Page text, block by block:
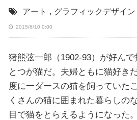
アート , グラフィックデザイン
2015/6/10 0:00
猪熊弦一郎（1902-93）が好ん
とつが猫だ。夫婦ともに猫好き
度に一ダースの猫を飼っていた
くさんの猫に囲まれた暮らしの
目で猫をとらえるようになった。